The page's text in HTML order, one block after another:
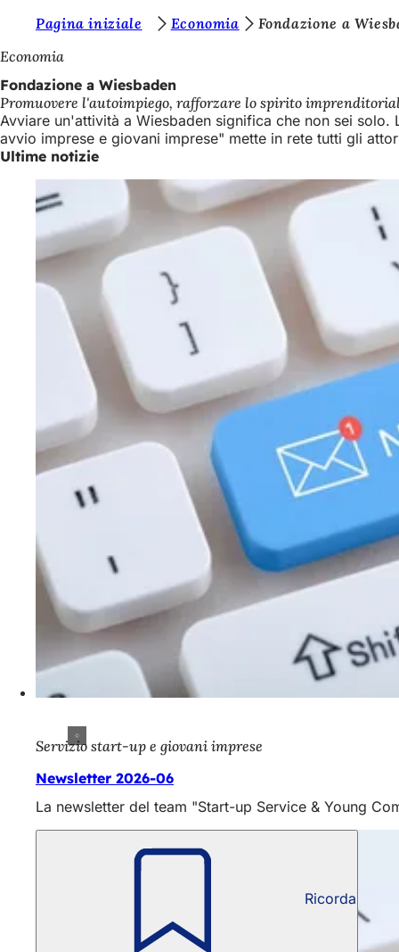
Vai al contenuto
i
e
t
e
q
Pagina iniziale Economia
Fondazione a
Economia
Fondazione a Wiesbaden
Promuovere l'autoimpiego, rafforzare lo spirito
Avviare un'attività a Wiesbaden significa che non sei
avvio imprese e giovani imprese" mette in rete tutti gli
Ultime notizie
Servizio start-up e giovani imprese
Newsletter 2026-06
La newsletter del team "Start-up Service & Young
Ricorda